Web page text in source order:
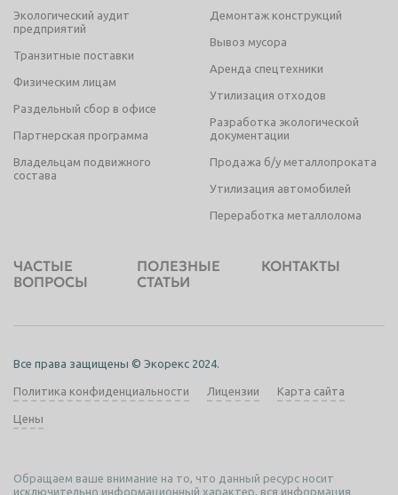
Экологический аудит
предприятий
Транзитные поставки
Физическим лицам
Раздельный сбор в офисе
Партнерская программа
Владельцам подвижного
состава
Демонтаж конструкций
Вывоз мусора
Аренда спецтехники
Утилизация отходов
Разработка экологической
документации
Продажа б/у металлопроката
Утилизация автомобилей
Переработка металлолома
ЧАСТЫЕ
ВОПРОСЫ
ПОЛЕЗНЫЕ
СТАТЬИ
КОНТАКТЫ
Все права защищены © Экорекс 2024.
Политика конфиденциальности Лицензии Карта сайта
Цены
Обращаем ваше внимание на то, что данный ресурс носит
исключительно информационный характер, вся информация